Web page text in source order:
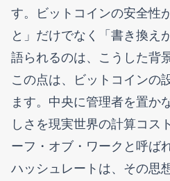
す。ビットコインの安全性
と」だけでなく「書き換え
語られるのは、こうした背
この点は、ビットコインの
ます。中央に管理者を置か
しさを現実世界の計算コ
ーフ・オブ・ワークと呼ば
ハッシュレートは、その思